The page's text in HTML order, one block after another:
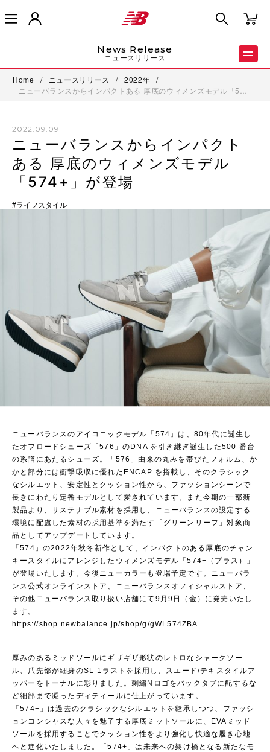
News Release
ニュースリリース
Home / ニュースリリース / 2022年
/
ニューバランスからインパクトある 厚底のウィメンズモデル「5…
2022.09.09
ニューバランスからインパクト
ある 厚底のウィメンズモデル
「574+」が登場
ライフスタイル
ニューバランスのアイコニックモデル「574」は、80年代に誕生し
たオフロードシューズ「576」のDNA を引き継ぎ誕生した500 番台
の系譜にあたるシューズ。「576」由来の丸みを帯びたフォルム、か
かと部分には衝撃吸収に優れたENCAP を搭載し、そのクラシック
なシルエット、安定性とクッション性から、ファッションシーンで
長きにわたり定番モデルとして愛されています。また今期の一部新
製品より、サステナブル素材を採用し、ニューバランスの設定する
環境に配慮した素材の採用基準を満たす「グリーンリーフ」対象商
品としてアップデートしています。
「574」の2022年秋冬新作として、インパクトのある厚底のチャン
キースタイルにアレンジしたウィメンズモデル「574+（プラス）」
が登場いたします。今後ニューカラーも登場予定です。ニューバラ
ンス公式オンラインストア、ニューバランスオフィシャルストア、
その他ニューバランス取り扱い店舗にて9月9日（金）に発売いたし
ます。
https://shop.newbalance.jp/shop/g/gWL574ZBA
厚みのあるミッドソールにギザギザ形状のレトロなシャークソー
ル、爪先部が細身のSL-1ラストを採用し、スエード/テキスタイルア
ッパーをトーナルに彩りました。刺繍Nロゴをバックタブに配するな
ど細部まで凝ったディティールに仕上がっています。
「574+」は過去のクラシックなシルエットを継承しつつ、ファッシ
ョンコンシャスな人々を魅了する厚底ミットソールに、EVAミッド
ソールを採用することでクッション性をより強化し快適な履き心地
へと進化いたしました。「574+」は未来への架け橋となる新たなモ